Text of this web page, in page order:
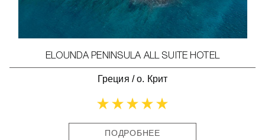
ELOUNDA PENINSULA ALL SUITE HOTEL
Греция /о. Крит
ПОДРОБНЕЕ